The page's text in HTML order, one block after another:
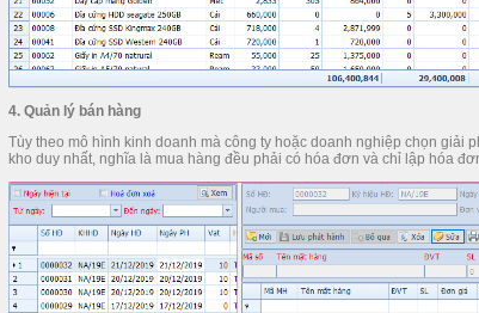
4. Quản lý bán hàng
Tùy theo mô hình kinh doanh mà công ty hoặc doanh nghiệp chọn
kho duy nhất, nghĩa là mua hàng đều phải có hóa đơn và chỉ lập hóa